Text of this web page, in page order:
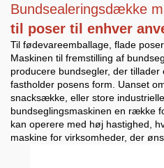
Bundsealeringsdække
til poser til enhver
Til fødevareemballage, flade
Maskinen til fremstilling af
producere bundsegler, der
fastholder posens form. Uanset
snacksække, eller store
bundseglingsmaskinen en række
kan operere med høj hastighed,
maskine for virksomheder, der